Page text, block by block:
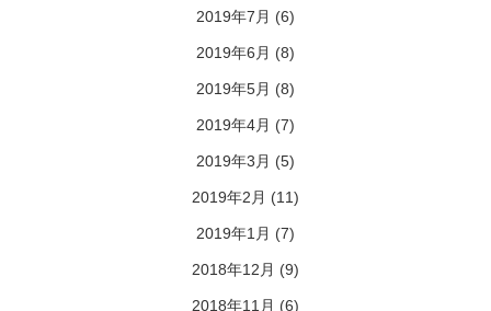
2019年7月 (6)
2019年6月 (8)
2019年5月 (8)
2019年4月 (7)
2019年3月 (5)
2019年2月 (11)
2019年1月 (7)
2018年12月 (9)
2018年11月 (6)